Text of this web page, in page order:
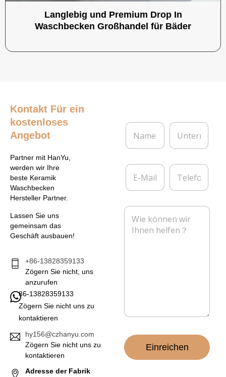
Langlebig und Premium Drop In
Waschbecken Großhandel für Bäder
Kontakt Für ein
kostenloses
Angebot
Partner mit HanYu,
werden wir Ihre
beste Keramik
Waschbecken
Hersteller Partner.
Lassen Sie uns
gemeinsam das
Geschäft ausbauen!
+86-13828359133
Zögern Sie nicht, uns
anzurufen
86-13828359133
Zögern Sie nicht uns zu
kontaktieren
hy156@czhanyu.com
Zögern Sie nicht uns zu
kontaktieren
Adresse der Fabrik
N
m
*
U
t
r
h
n
E
M
i
T
l
f
o
n
N
Einreichen